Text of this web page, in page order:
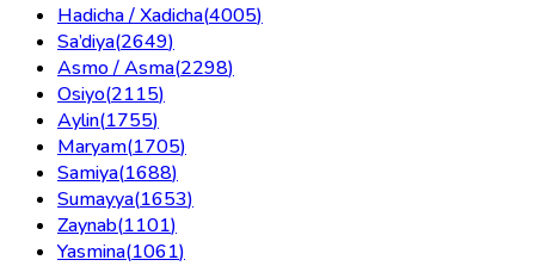
Hadicha / Xadicha(4005)
Sa’diya(2649)
Asmo / Asma(2298)
Osiyo(2115)
Aylin(1755)
Maryam(1705)
Samiya(1688)
Sumayya(1653)
Zaynab(1101)
Yasmina(1061)